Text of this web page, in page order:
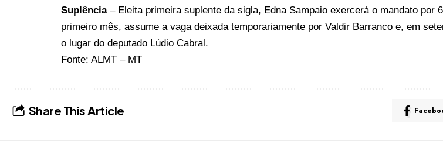
Suplência– Eleita primeira suplente da sigla, Edna Sampaio exercerá o mandato por
primeiro mês, assume a vaga deixada temporariamente por Valdir Barranco e, em
o lugar do deputado Lúdio Cabral.
Fonte:ALMT – MT
Share This Article